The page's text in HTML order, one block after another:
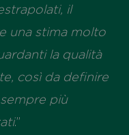
il
una stima molto
la qualità
così da definire
più
.”